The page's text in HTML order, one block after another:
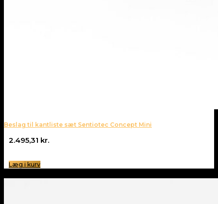
Beslag til kantliste sæt Sentiotec Concept Mini
2.495,31 kr.
Læg i kurv